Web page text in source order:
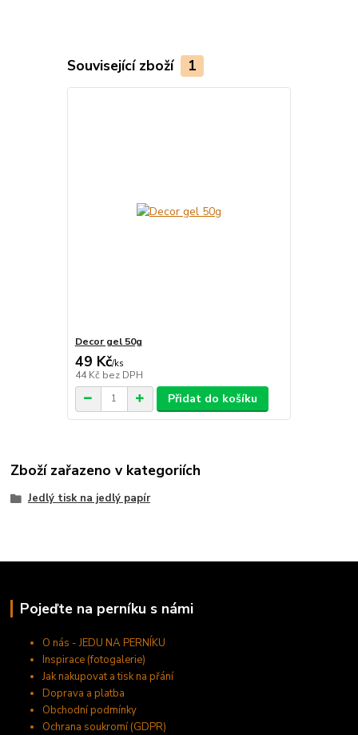
Související zboží 1
Decor gel 50g
49 Kč/ks
44 Kč bez DPH
Přidat do košíku
Zboží zařazeno v kategoriích
Jedlý tisk na jedlý papír
Pojeďte na perníku s námi
O nás - JEDU NA PERNÍKU
Inspirace (fotogalerie)
Jak nakupovat a tisk na přání
Doprava a platba
Obchodní podmínky
Ochrana soukromí (GDPR)